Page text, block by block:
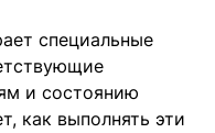
специальные
и состоянию
как выполнять эти